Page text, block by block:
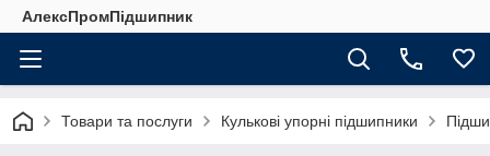
АлексПромПідшипник
Товари та послуги Кулькові упорні підшипники